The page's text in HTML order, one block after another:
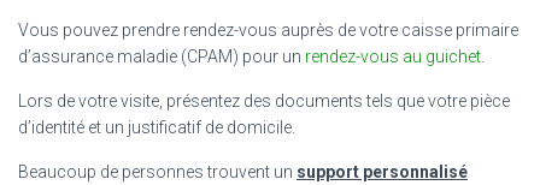
Vous pouvez prendre rendez-vous auprès de votre caisse primaire
d’assurance maladie (CPAM) pour un rendez-vous au guichet
Lors de votre visite, présentez des documents tels que votre pièce
d’identité et un justificatif de domicile.
Beaucoup de personnes trouvent un support personnalisé